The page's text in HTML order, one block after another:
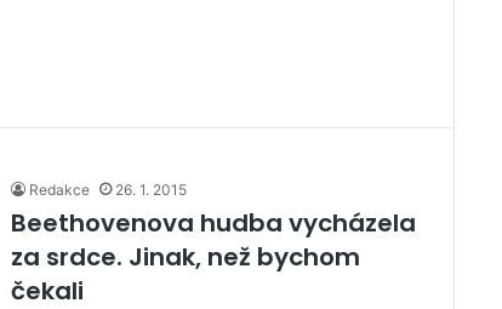
Redakce 26. 1. 2015
Beethovenova hudba vycházela
za srdce. Jinak, než bychom
čekali